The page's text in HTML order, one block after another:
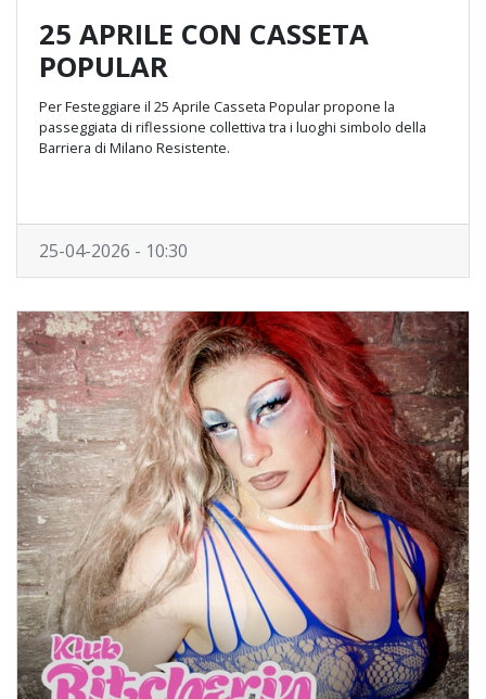
25 APRILE CON CASSETA
POPULAR
Per Festeggiare il 25 Aprile Casseta Popular propone la
passeggiata di riflessione collettiva tra i luoghi simbolo della
Barriera di Milano Resistente.
25-04-2026 - 10:30